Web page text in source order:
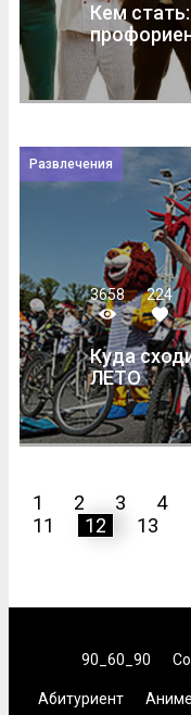
Кем
Развлечения
3658 224
Куда
ЛЕТО
1 2 3 4
11
12 13
90_60_90
Абитуриент Аниме